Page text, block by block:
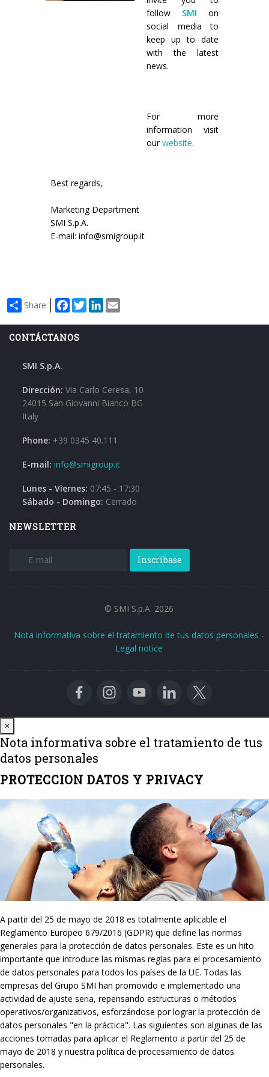
follow SMI on
social media to
keep up to date
with the latest
news.
For more
information visit
ourwebsite.
Best regards,
Marketing Department
SMI S.p.A.
E-mail: info@smigroup.it
Share Facebook
TwitterLinkedIn
CONTÁCTANOS
SMI S.p.A.
Dirección: Via Carlo Ceresa, 10
24015 San Giovanni Bianco BG
Italy
Phone: +39 0345 40.111
E-mail: info@smigroup.it
Lunes - Viernes: 07:45 - 17:30
Sábado - Domingo: Cerrado
NEWSLETTER
Inscríbase
© SMI S.p.A. 2026
Nota informativa sobre el tratamiento de tus datos personales -
Legal notice
×
Nota informativa sobre el tratamiento de tus
datos personales
PROTECCION DATOS Y PRIVACY
A partir del 25 de mayo de 2018 es totalmente aplicable el
Reglamento Europeo 679/2016 (GDPR) que define las normas
generales para la protección de datos personales. Este es un hito
importante que introduce las mismas reglas para el procesamiento
de datos personales para todos los países de la UE. Todas las
empresas del Grupo SMI han promovido e implementado una
actividad de ajuste seria, repensando estructuras o métodos
operativos/organizativos, esforzándose por lograr la protección de
datos personales "en la práctica". Las siguientes son algunas de las
acciones tomadas para aplicar el Reglamento a partir del 25 de
mayo de 2018 y nuestra política de procesamiento de datos
personales.